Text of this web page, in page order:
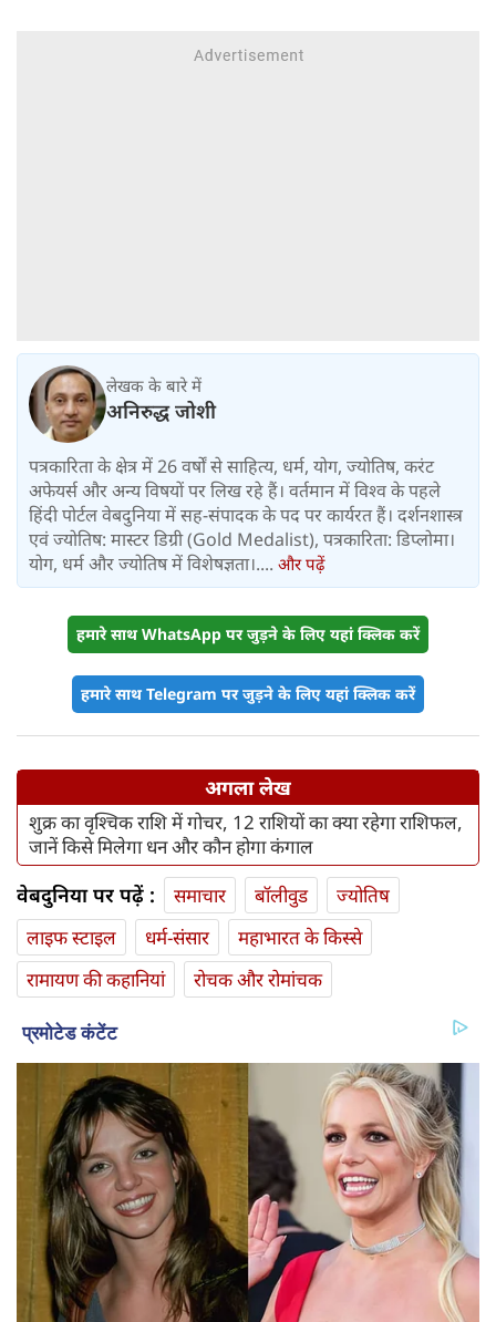
लेखक के बारे में
अनिरुद्ध जोशी
पत्रकारिता के क्षेत्र में 26 वर्षों से साहित्य, धर्म, योग, ज्योतिष, करंट
अफेयर्स और अन्य विषयों पर लिख रहे हैं। वर्तमान में विश्‍व के पहले
हिंदी पोर्टल वेबदुनिया में सह-संपादक के पद पर कार्यरत हैं। दर्शनशास्त्र
एवं ज्योतिष: मास्टर डिग्री (Gold Medalist), पत्रकारिता: डिप्लोमा।
योग, धर्म और ज्योतिष में विशेषज्ञता।.... और पढ़ें
हमारे साथ WhatsApp पर जुड़ने के लिए यहां क्लिक करें
हमारे साथ Telegram पर जुड़ने के लिए यहां क्लिक करें
अगला लेख
शुक्र का वृश्‍चिक राशि में गोचर, 12 राशियों का क्या रहेगा राशिफल,
जानें किसे मिलेगा धन और कौन होगा कंगाल
वेबदुनिया पर पढ़ें : समाचार बॉलीवुड
ज्योतिष
लाइफ स्‍टाइल
धर्म-संसार
महाभारत के किस्से
रामायण की कहानियां
रोचक और रोमांचक